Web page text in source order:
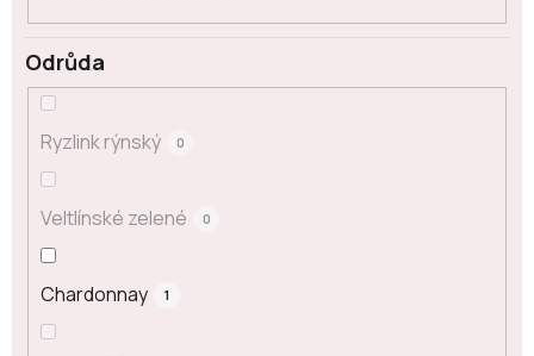
Odrůda
Ryzlink rýnský 0
Veltlínské zelené 0
Chardonnay 1